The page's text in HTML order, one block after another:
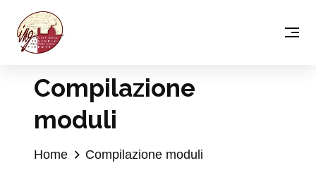
Compilazione
moduli
Home Compilazione moduli